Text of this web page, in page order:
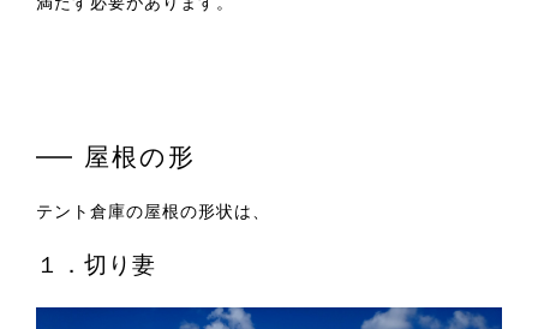
満たす必要があります。
屋根の形
テント倉庫の屋根の形状は、
１．切り妻